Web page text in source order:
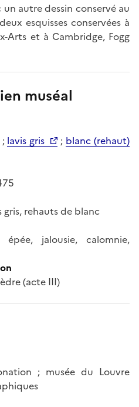
autre dessin conservé au
esquisses conservées à
Arts et à Cambridge, Fogg
muséal
lavis gris ; blanc (rehaut)
gris, rehauts de blanc
épée, jalousie, calomnie,
(acte III)
; musée du Louvre